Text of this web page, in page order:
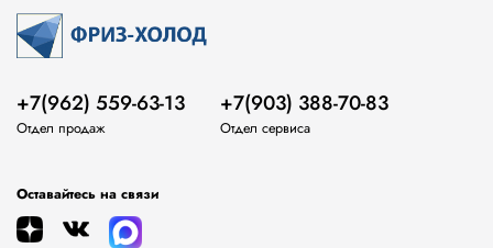
+7(962) 559-63-13
Отдел продаж
+7(903) 388-70-83
Отдел сервиса
Оставайтесь на связи